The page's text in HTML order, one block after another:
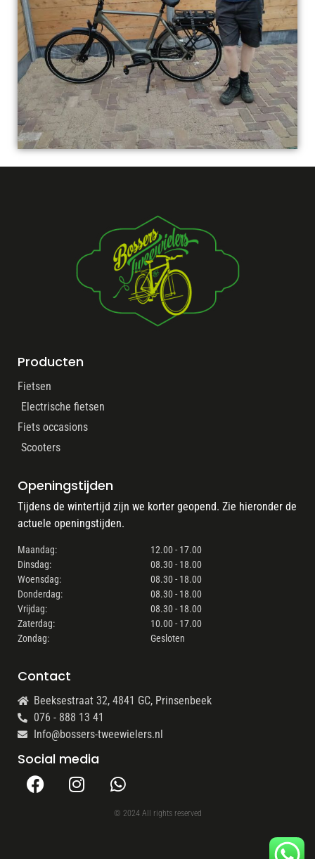
Producten
Fietsen
Electrische fietsen
Fiets occasions
Scooters
Openingstijden
Tijdens de wintertijd zijn we korter geopend. Zie hieronder de
actuele openingstijden.
Maandag:
12.00 - 17.00
Dinsdag:
08.30 - 18.00
Woensdag:
08.30 - 18.00
Donderdag:
08.30 - 18.00
Vrijdag:
08.30 - 18.00
Zaterdag:
10.00 - 17.00
Zondag:
Gesloten
Contact
Beeksestraat 32, 4841 GC, Prinsenbeek
076 - 888 13 41
Info@bossers-tweewielers.nl
Social media
© 2024 All rights reserved